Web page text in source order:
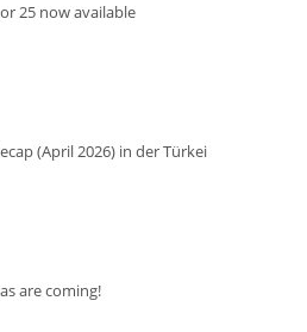
25 now available
(April 2026) in der Türkei
are coming!